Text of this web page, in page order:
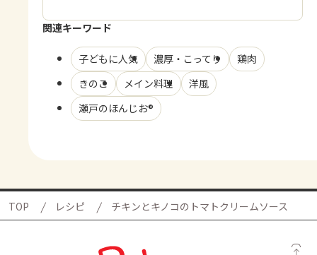
関連キーワード
子どもに人気 濃厚・こってり
鶏肉
きのこ
メイン料理
洋風
瀬戸のほんじお®
TOP レシピ チキンとキノコのトマトクリームソース